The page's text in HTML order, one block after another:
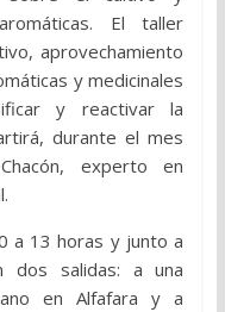
El taller
aprovechamiento
y medicinales
y reactivar la
durante el mes
experto en
a 13 horas y junto a
dos salidas: a una
en Alfafara y a